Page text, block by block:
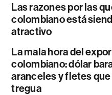
Las razones por las
colombiano está
atractivo
La mala hora del
colombiano: dólar
aranceles y fletes que
tregua